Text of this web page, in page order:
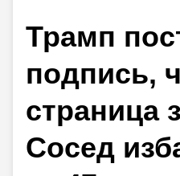
Трамп
подпись,
страница
Сосед